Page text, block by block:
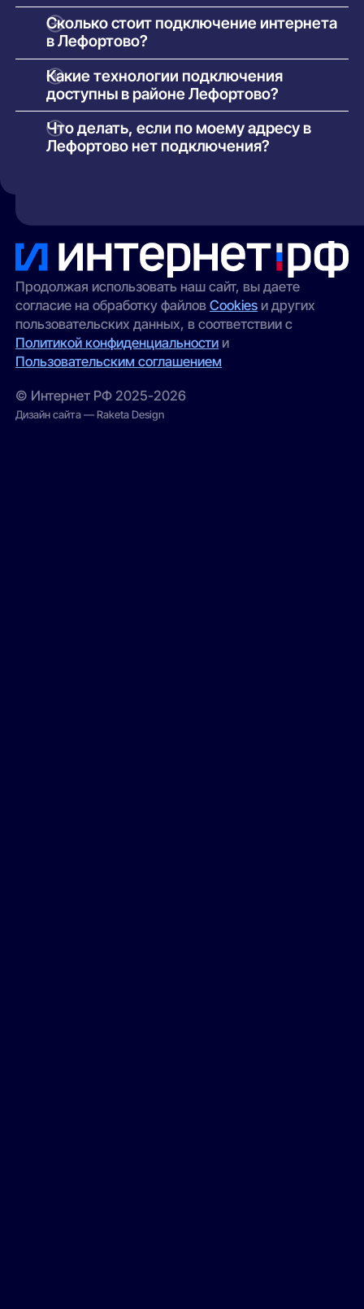
Просто введите точный адрес (улицу и номер
дома) в поиске на нашем сайте. Система
покажет полный список доступных интернет-
провайдеров и тарифов с указанием скорости,
стоимости, наличия ТВ и условий подключения.
Сколько стоит подключение интернета
в Лефортово?
У большинства операторов базовое
подключение проводится бесплатно.
Оплачивается только выбранный тариф и, при
необходимости, аренда или покупка
оборудования. Точные условия указаны в
карточке каждого предложения.
Какие технологии подключения
доступны в районе Лефортово?
В зависимости от здания и инфраструктуры
провайдеров могут быть доступны:
оптоволоконный интернет (FTTH/GPON);
особенно актуален для частных домов и
удалённых участков.
Что делать, если по моему адресу в
Лефортово нет подключения?
оставить заявку через наш сайт — мы
передадим её провайдерам;
выбрать альтернативный вариант
(например, беспроводной интернет);
проверить соседние адреса — иногда
сеть проведена в соседнем корпусе.
Продолжая использовать наш сайт, вы даете
согласие на обработку файловCookies и других
пользовательских данных, в соответствии с
Политикой конфиденциальности и
Пользовательским соглашением
© Интернет РФ 2025-2026
Дизайн сайта — Raketa Design